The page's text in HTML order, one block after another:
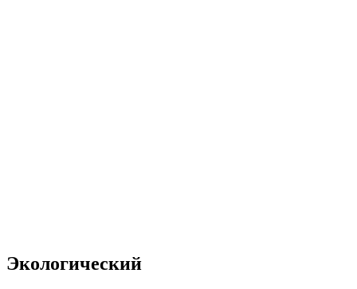
Экологический